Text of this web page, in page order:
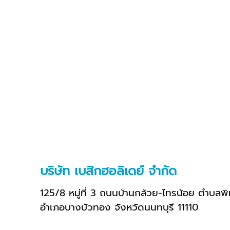
บริษัท เบสิกฮอลิเดย์ จำกัด
125/8 หมู่ที่ 3 ถนนบ้านกล้วย-ไทรน้อย ตำบลพิ
อำเภอบางบัวทอง จังหวัดนนทบุรี 11110